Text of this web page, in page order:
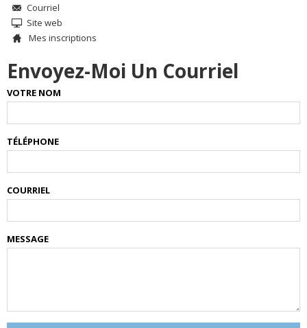
Courriel
Site web
Mes inscriptions
Envoyez-Moi Un Courriel
VOTRE NOM
TÉLÉPHONE
COURRIEL
MESSAGE